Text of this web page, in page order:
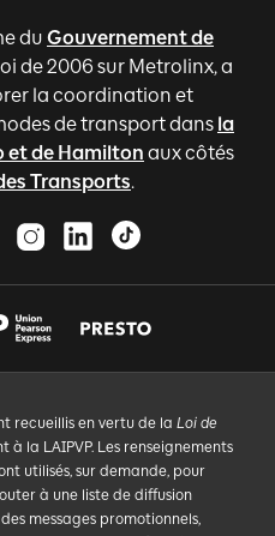
du Gouvernement de
de 2006 sur Metrolinx, a
la coordination et
de transport dans la
et de Hamilton aux côtés
Transports.
recueillis en vertu de la Loi de
à la LAIPVP. Les renseignements
utilisés, sur demande, pour
à une liste de diffusion
messages promotionnels,